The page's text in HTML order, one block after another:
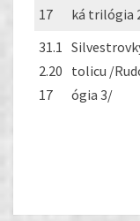
17
ká trilógia
31.1
2.20
17
tolicu /
ógia 3/